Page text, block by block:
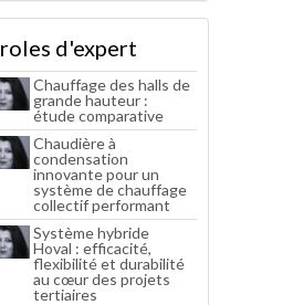
d'expert
Chauffage des halls de
grande hauteur :
étude comparative
Chaudière à
condensation
innovante pour un
système de chauffage
collectif performant
Système hybride
Hoval : efficacité,
flexibilité et durabilité
au cœur des projets
tertiaires